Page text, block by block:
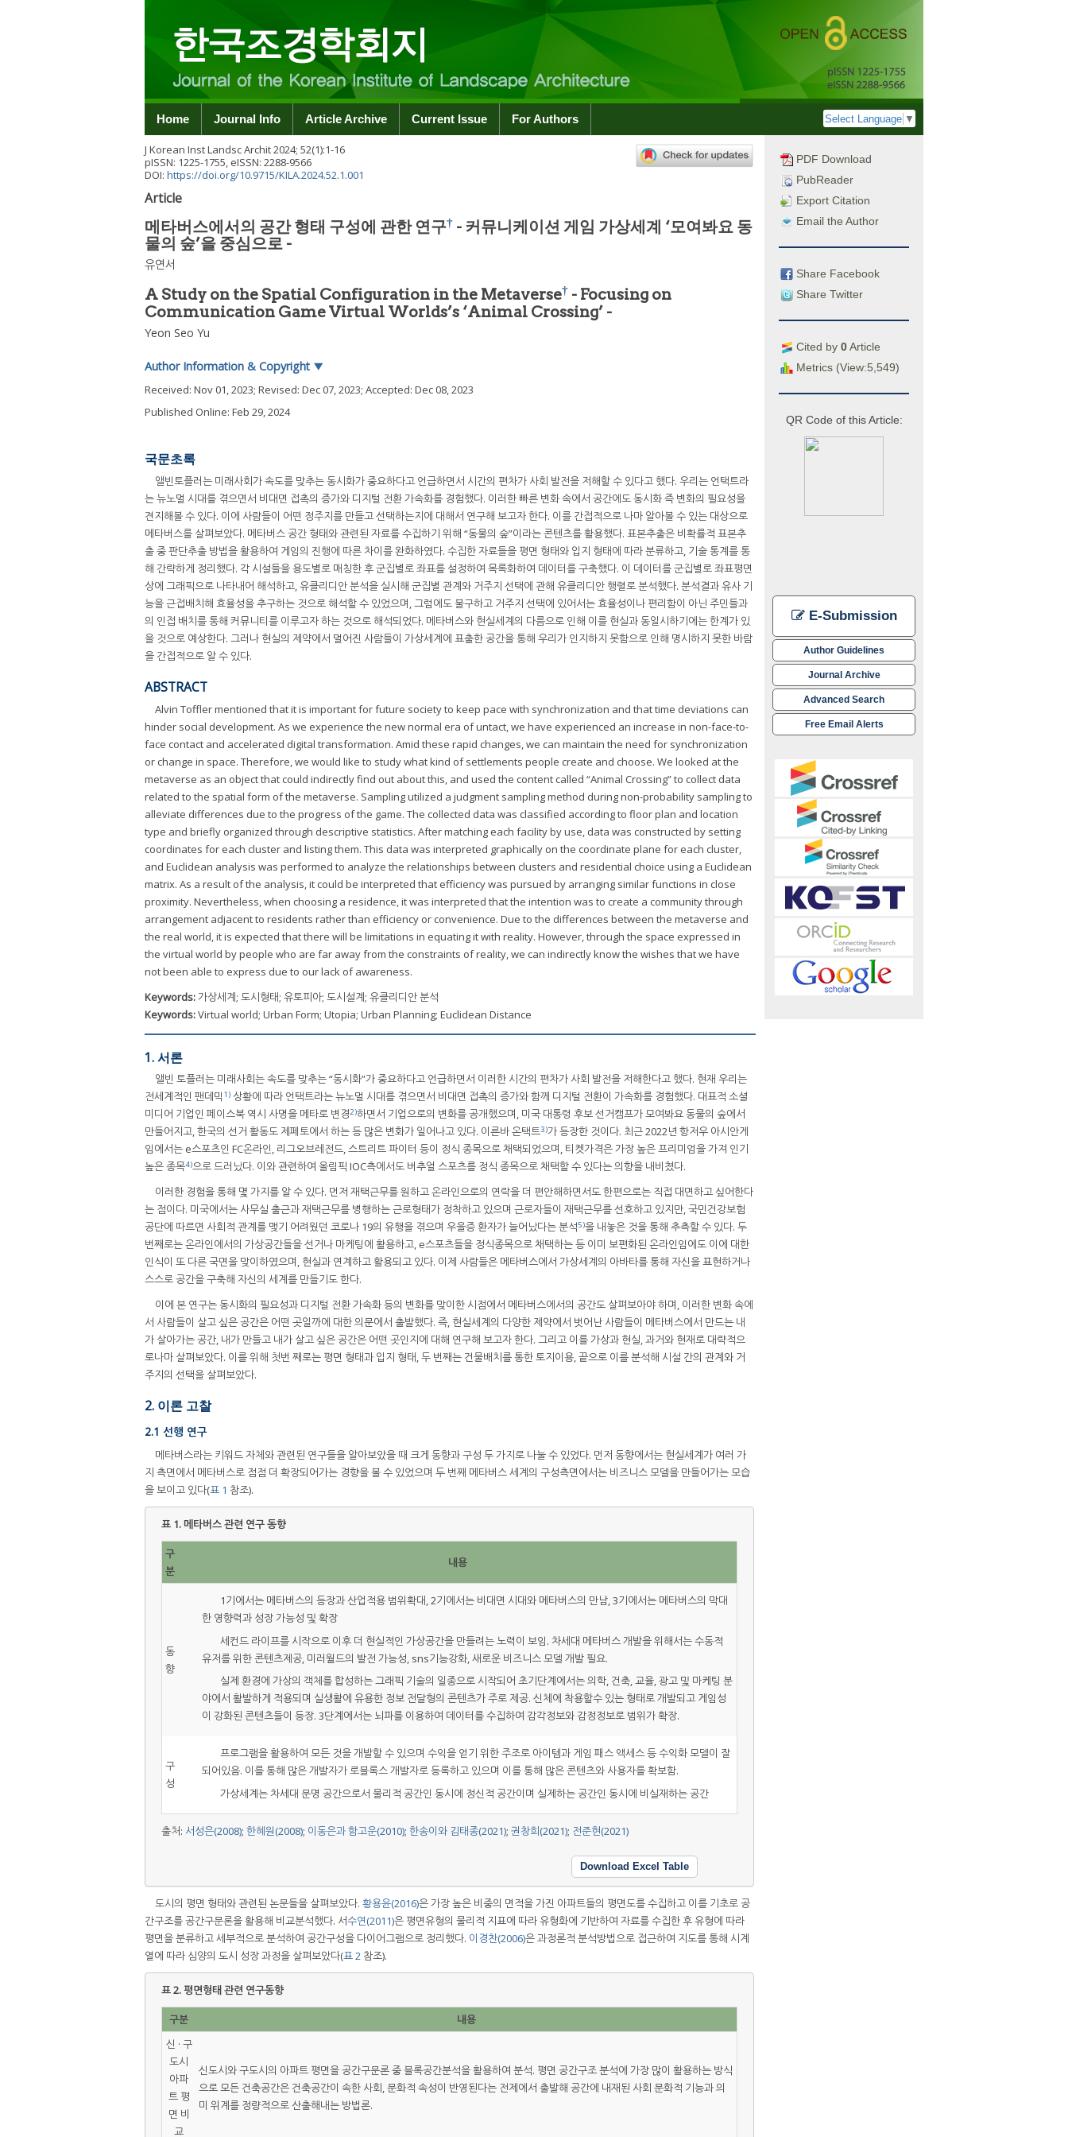
Home Journal Info Article Archive Current Issue For Authors Select Language ▼
PDF Download
PubReader
Export Citation
Email the Author
Share Facebook
Share Twitter
Cited by 0Article
Metrics (View:5,549)
QR Code of this Article:
E-Submission
Author Guidelines
Journal Archive
Advanced Search
Free Email Alerts
J Korean Inst Landsc Archit2024; 52(1):1-16
pISSN: 1225-1755, eISSN: 2288-9566
DOI: https://doi.org/10.9715/KILA.2024.52.1.001
Article
메타버스에서의 공간 형태 구성에 관한 연구† - 커뮤니케이션 게임 가상세계 ‘모여봐요 동
물의 숲’을 중심으로 -
유연서
A Study on the Spatial Configuration in the Metaverse† - Focusing on
Communication Game Virtual Worlds’s ‘Animal Crossing’ -
Yeon Seo Yu
Author Information & Copyright ▼
Received: Nov 01, 2023; Revised: Dec 07, 2023; Accepted: Dec 08, 2023
Published Online: Feb 29, 2024
국문초록
앨빈토플러는 미래사회가 속도를 맞추는 동시화가 중요하다고 언급하면서 시간의 편차가 사회 발전을 저해할 수 있다고 했다. 우리는 언택트라
는 뉴노멀 시대를 겪으면서 비대면 접촉의 증가와 디지털 전환 가속화를 경험했다. 이러한 빠른 변화 속에서 공간에도 동시화 즉 변화의 필요성을
견지해볼 수 있다. 이에 사람들이 어떤 정주지를 만들고 선택하는지에 대해서 연구해 보고자 한다. 이를 간접적으로 나마 알아볼 수 있는 대상으로
메타버스를 살펴보았다. 메타버스 공간 형태와 관련된 자료를 수집하기 위해 “동물의 숲”이라는 콘텐츠를 활용했다. 표본추출은 비확률적 표본추
출 중 판단추출 방법을 활용하여 게임의 진행에 따른 차이를 완화하였다. 수집한 자료들을 평면 형태와 입지 형태에 따라 분류하고, 기술 통계를 통
해 간략하게 정리했다. 각 시설들을 용도별로 매칭한 후 군집별로 좌표를 설정하여 목록화하여 데이터를 구축했다. 이 데이터를 군집별로 좌표평면
상에 그래픽으로 나타내어 해석하고, 유클리디안 분석을 실시해 군집별 관계와 거주지 선택에 관해 유클리디안 행렬로 분석했다. 분석결과 유사 기
능을 근접배치해 효율성을 추구하는 것으로 해석할 수 있었으며, 그럼에도 불구하고 거주지 선택에 있어서는 효율성이나 편리함이 아닌 주민들과
의 인접 배치를 통해 커뮤니티를 이루고자 하는 것으로 해석되었다. 메타버스와 현실세계의 다름으로 인해 이를 현실과 동일시하기에는 한계가 있
을 것으로 예상한다. 그러나 현실의 제약에서 멀어진 사람들이 가상세계에 표출한 공간을 통해 우리가 인지하지 못함으로 인해 명시하지 못한 바람
을 간접적으로 알 수 있다.
ABSTRACT
Alvin Toffler mentioned that it is important for future society to keep pace with synchronization and that time deviations can
hinder social development. As we experience the new normal era of untact, we have experienced an increase in non-face-to-
face contact and accelerated digital transformation. Amid these rapid changes, we can maintain the need for synchronization
or change in space. Therefore, we would like to study what kind of settlements people create and choose. We looked at the
metaverse as an object that could indirectly find out about this, and used the content called “Animal Crossing” to collect data
related to the spatial form of the metaverse. Sampling utilized a judgment sampling method during non-probability sampling to
alleviate differences due to the progress of the game. The collected data was classified according to floor plan and location
type and briefly organized through descriptive statistics. After matching each facility by use, data was constructed by setting
coordinates for each cluster and listing them. This data was interpreted graphically on the coordinate plane for each cluster,
and Euclidean analysis was performed to analyze the relationships between clusters and residential choice using a Euclidean
matrix. As a result of the analysis, it could be interpreted that efficiency was pursued by arranging similar functions in close
proximity. Nevertheless, when choosing a residence, it was interpreted that the intention was to create a community through
arrangement adjacent to residents rather than efficiency or convenience. Due to the differences between the metaverse and
the real world, it is expected that there will be limitations in equating it with reality. However, through the space expressed in
the virtual world by people who are far away from the constraints of reality, we can indirectly know the wishes that we have
not been able to express due to our lack of awareness.
Keywords: 가상세계; 도시형태; 유토피아; 도시설계; 유클리디안 분석
Keywords:Virtual world; Urban Form; Utopia; Urban Planning; Euclidean Distance
1. 서론
앨빈 토플러는 미래사회는 속도를 맞추는 “동시화”가 중요하다고 언급하면서 이러한 시간의 편차가 사회 발전을 저해한다고 했다. 현재 우리는
전세계적인 팬데믹 1) 상황에 따라 언택트라는 뉴노멀 시대를 겪으면서 비대면 접촉의 증가와 함께 디지털 전환이 가속화를 경험했다. 대표적 소셜
미디어 기업인 페이스북 역시 사명을 메타로 변경2)하면서 기업으로의 변화를 공개했으며, 미국 대통령 후보 선거캠프가 모여봐요 동물의 숲에서
만들어지고, 한국의 선거 활동도 제페토에서 하는 등 많은 변화가 일어나고 있다. 이른바 온택트3)가 등장한 것이다. 최근 2022년 항저우 아시안게
임에서는 e스포츠인 FC온라인, 리그오브레전드, 스트리트 파이터 등이 정식 종목으로 채택되었으며, 티켓가격은 가장 높은 프리미엄을 가져 인기
높은 종목4)으로 드러났다. 이와 관련하여 올림픽 IOC측에서도 버추얼 스포츠를 정식 종목으로 채택할 수 있다는 의향을 내비쳤다.
이러한 경험을 통해 몇 가지를 알 수 있다. 먼저 재택근무를 원하고 온라인으로의 연락을 더 편안해하면서도 한편으로는 직접 대면하고 싶어한다
는 점이다. 미국에서는 사무실 출근과 재택근무를 병행하는 근로형태가 정착하고 있으며 근로자들이 재택근무를 선호하고 있지만, 국민건강보험
공단에 따르면 사회적 관계를 맺기 어려웠던 코로나 19의 유행을 겪으며 우을증 환자가 늘어났다는 분석5)을 내놓은 것을 통해 추측할 수 있다. 두
번째로는 온라인에서의 가상공간들을 선거나 마케팅에 활용하고, e스포츠들을 정식종목으로 채택하는 등 이미 보편화된 온라인임에도 이에 대한
인식이 또 다른 국면을 맞이하였으며, 현실과 연계하고 활용되고 있다. 이제 사람들은 메타버스에서 가상세계의 아바타를 통해 자신을 표현하거나
스스로 공간을 구축해 자신의 세계를 만들기도 한다.
이에 본 연구는 동시화의 필요성과 디지털 전환 가속화 등의 변화를 맞이한 시점에서 메타버스에서의 공간도 살펴보아야 하며, 이러한 변화 속에
서 사람들이 살고 싶은 공간은 어떤 곳일까에 대한 의문에서 출발했다. 즉, 현실세계의 다양한 제약에서 벗어난 사람들이 메타버스에서 만드는 내
가 살아가는 공간, 내가 만들고 내가 살고 싶은 공간은 어떤 곳인지에 대해 연구해 보고자 한다. 그리고 이를 가상과 현실, 과거와 현재로 대략적으
로나마 살펴보았다. 이를 위해 첫번 째로는 평면 형태과 입지 형태, 두 번째는 건물배치를 통한 토지이용, 끝으로 이를 분석해 시설 간의 관계와 거
주지의 선택을 살펴보았다.
2. 이론 고찰
2.1 선행 연구
메타버스라는 키워드 자체와 관련된 연구들을 알아보았을 때 크게 동향과 구성 두 가지로 나눌 수 있었다. 먼저 동향에서는 현실세계가 여러 가
지 측면에서 메타버스로 점점 더 확장되어가는 경향을 볼 수 있었으며 두 번째 메타버스 세계의 구성측면에서는 비즈니스 모델을 만들어가는 모습
을 보이고 있다(표 1 참조).
표 1.메타버스 관련 연구 동향
구
분
내용
동
향
1기에서는 메타버스의 등장과 산업적용 범위확대, 2기에서는 비대면 시대와 메타버스의 만남, 3기에서는 메타버스의 막대
한 영향력과 성장 가능성 및 확장
세컨드 라이프를 시작으로 이후 더 현실적인 가상공간을 만들려는 노력이 보임. 차세대 메타버스 개발을 위해서는 수동적
유저를 위한 콘텐츠제공, 미러월드의 발전 가능성, sns기능강화, 새로운 비즈니스 모델 개발 필요.
실제 환경에 가상의 객체를 합성하는 그래픽 기술의 일종으로 시작되어 초기단계에서는 의학, 건축, 교율, 광고 및 마케팅 분
야에서 활발하게 적용되며 실생활에 유용한 정보 전달형의 콘텐츠가 주로 제공. 신체에 착용할수 있는 형태로 개발되고 게임성
이 강화된 콘텐츠들이 등장. 3단계에서는 뇌파를 이용하여 데이터를 수집하여 감각정보와 감정정보로 범위가 확장.
구
성
프로그램을 활용하여 모든 것을 개발할 수 있으며 수익을 얻기 위한 주조로 아이템과 게임 패스 액세스 등 수익화 모델이 잘
되어있음. 이를 통해 많은 개발자가 로블록스 개발자로 등록하고 있으며 이를 통해 많은 콘텐츠와 사용자를 확보함.
가상세계는 차세대 문명 공간으로서 물리적 공간인 동시에 정신적 공간이며 실제하는 공간인 동시에 비실재하는 공간
출처: 서성은(2008); 한혜원(2008); 이동은과 함고운(2010); 한송이와 김태종(2021); 권창희(2021); 전준현(2021)
Download Excel Table
도시의 평면 형태와 관련된 논문들을 살펴보았다. 황용윤(2016)은 가장 높은 비중의 면적을 가진 아파트들의 평면도를 수집하고 이를 기초로 공
간구조를 공간구문론을 활용해 비교분석했다. 서수연(2011)은 평면유형의 물리적 지표에 따라 유형화에 기반하여 자료를 수집한 후 유형에 따라
평면을 분류하고 세부적으로 분석하여 공간구성을 다이어그램으로 정리했다. 이경찬(2006)은 과정론적 분석방법으로 접근하여 지도를 통해 시계
열에 따라 심양의 도시 성장 과정을 살펴보았다(표 2 참조).
표 2.평면형태 관련 연구동향
구분
내용
신 · 구
도시
아파
트 평
면 비
교
신도시와 구도시의 아파트 평면을 공간구문론 중 블록공간분석을 활용하여 분석. 평면 공간구조 분석에 가장 많이 활용하는 방식
으로 모든 건축공간은 건축공간이 속한 사회, 문화적 속성이 반영된다는 전제에서 출발해 공간에 내재된 사회 문화적 기능과 의
미 위계를 정량적으로 산출해내는 방법론.